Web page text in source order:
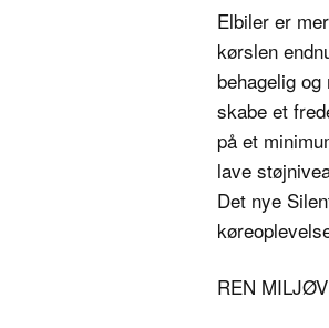
Elbiler er
kørslen
behagelig
skabe et
på et
lave
Det nye
REN